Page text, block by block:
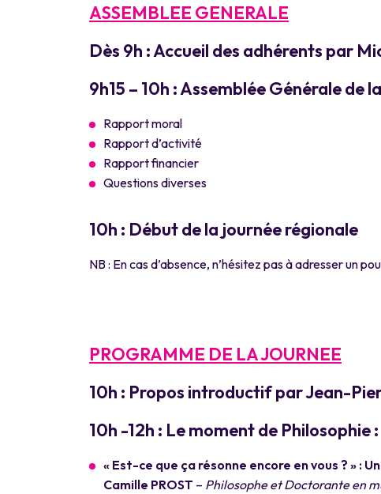
ASSEMBLEE GENERALE
Dès 9h : Accueil des adhérents par
9h15 – 10h : Assemblée Générale de
Rapport moral
Rapport d’activité
Rapport financier
Questions diverses
10h : Début de la journée régionale
NB : En cas d’absence, n’hésitez pas à adresser un
PROGRAMME DE LA JOURNEE
10h : Propos introductif par Jean-
10h -12h : Le moment de Philosophie :
« Est-ce que ça résonne encore en vous ? »
Camille PROST – Philosophe et Doctorante en